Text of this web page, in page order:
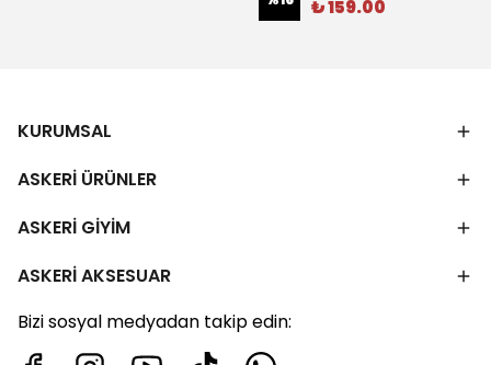
₺ 159.00
KURUMSAL
ASKERİ ÜRÜNLER
ASKERİ GİYİM
ASKERİ AKSESUAR
Bizi sosyal medyadan takip edin: